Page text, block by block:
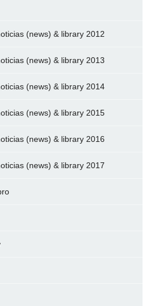
(news) & library 2012
(news) & library 2013
(news) & library 2014
(news) & library 2015
(news) & library 2016
(news) & library 2017